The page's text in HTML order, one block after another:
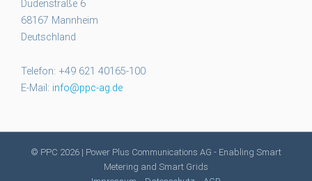
Dudenstraße 6
68167 Mannheim
Deutschland
Telefon: +49 621 40165-100
E-Mail: info@ppc-ag.de
© PPC 2026 | Power Plus Communications AG - Enabling Smart
Metering and Smart Grids